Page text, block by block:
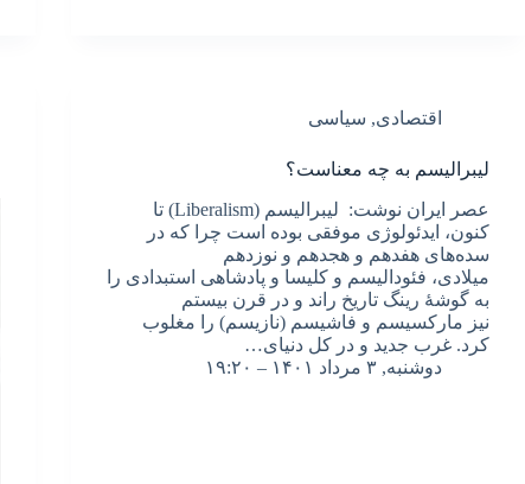
اقتصادی, سیاسی
لیبرالیسم به چه معناست؟
عصر ایران نوشت: لیبرالیسم (Liberalism) تا
کنون، ایدئولوژی موفقی بوده است چرا که در
سده‌های هفدهم و هجدهم و نوزدهم
میلادی، فئودالیسم و کلیسا و پادشاهی استبدادی را
به گوشۀ رینگ تاریخ راند و در قرن بیستم
نیز مارکسیسم و فاشیسم (نازیسم) را مغلوب
کرد. غرب جدید و در کل دنیای…
دوشنبه, ۳ مرداد ۱۴۰۱ – ۱۹:۲۰